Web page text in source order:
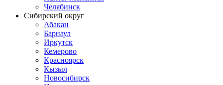
Челябинск
Сибирский округ
Абакан
Барнаул
Иркутск
Кемерово
Красноярск
Кызыл
Новосибирск